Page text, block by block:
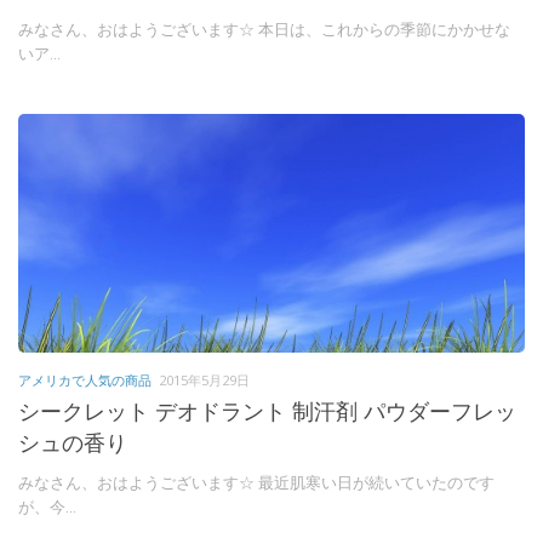
みなさん、おはようございます☆ 本日は、これからの季節にかかせな
いア...
アメリカで人気の商品 2015年5月29日
シークレット デオドラント 制汗剤 パウダーフレッ
シュの香り
みなさん、おはようございます☆ 最近肌寒い日が続いていたのです
が、今...